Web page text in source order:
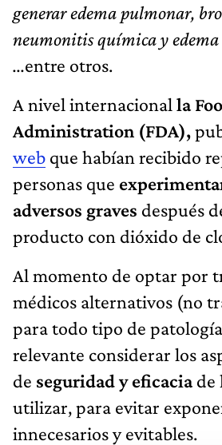
generar edema pulmonar,
neumonitis química y edema
...entre otros.
A nivel internacional la
Administration (FDA),
web que habían recibido
personas que
adversos graves después
producto con dióxido de
Al momento de optar por
médicos alternativos (no
para todo tipo de
relevante considerar los
de seguridad y eficaciade
utilizar, para evitar
innecesarios y evitables.